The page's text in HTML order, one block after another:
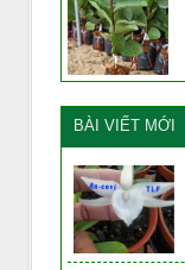
BÀI VIẾT MỚI